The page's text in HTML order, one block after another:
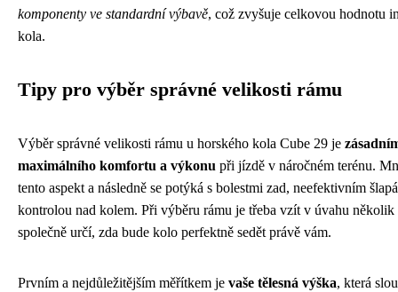
komponenty ve standardní výbavě, což zvyšuje celkovou hodnotu
kola.
Tipy pro výběr správné velikosti rámu
Výběr správné velikosti rámu u horského kola Cube 29 je
maximálního komfortu a výkonu při jízdě v náročném terénu.
tento aspekt a následně se potýká s bolestmi zad, neefektivním
kontrolou nad kolem. Při výběru rámu je třeba vzít v úvahu
společně určí, zda bude kolo perfektně sedět právě vám.
Prvním a nejdůležitějším měřítkem je vaše tělesná výška, která